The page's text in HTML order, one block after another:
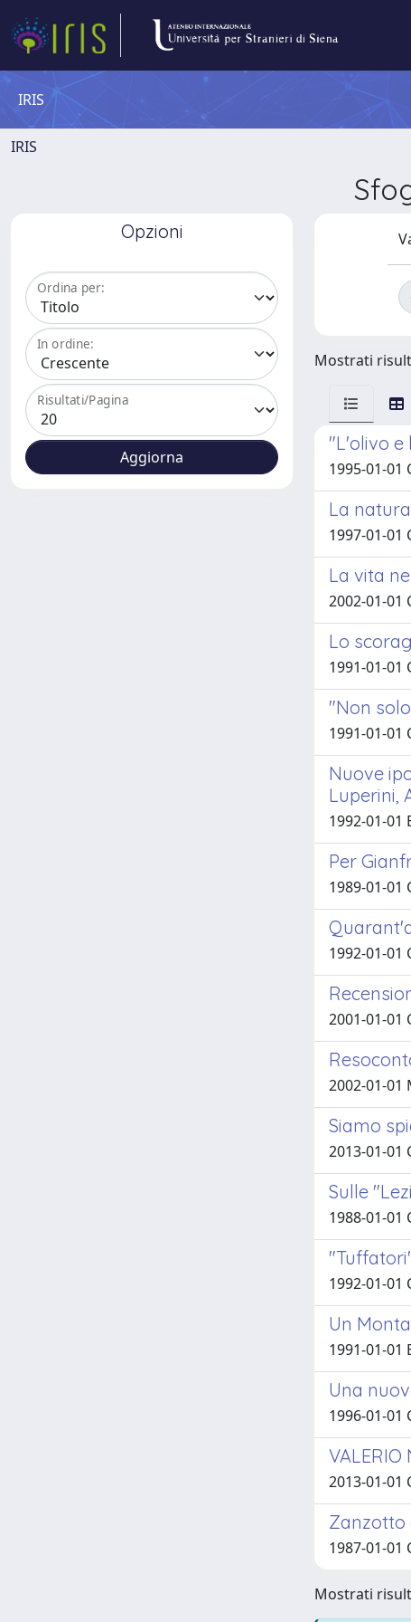
IRIS
IRIS
Opzioni
Ordina per:
In ordine:
Risultati/Pagina
Mostrati
"L'olivo e
1995-01-01
La
1997-01-01
La vita
2002-01-01
Lo
1991-01-01
"Non
1991-01-01
Nuove
Luperini,
1992-01-01
Per
1989-01-01
1992-01-01
2001-01-01
2002-01-01
Siamo
2013-01-01
Sulle
1988-01-01
1992-01-01
Un
1991-01-01
Una
1996-01-01
2013-01-01
Zanzotto
1987-01-01
Mostrati